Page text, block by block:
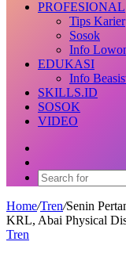
PROFESIONAL
Tips Karier
Sosok
Info
EDUKASI
Info
SKILLS.ID
SOSOK
VIDEO
skin
Home/Tren/Senin
KRL, Abai Physical
Tren